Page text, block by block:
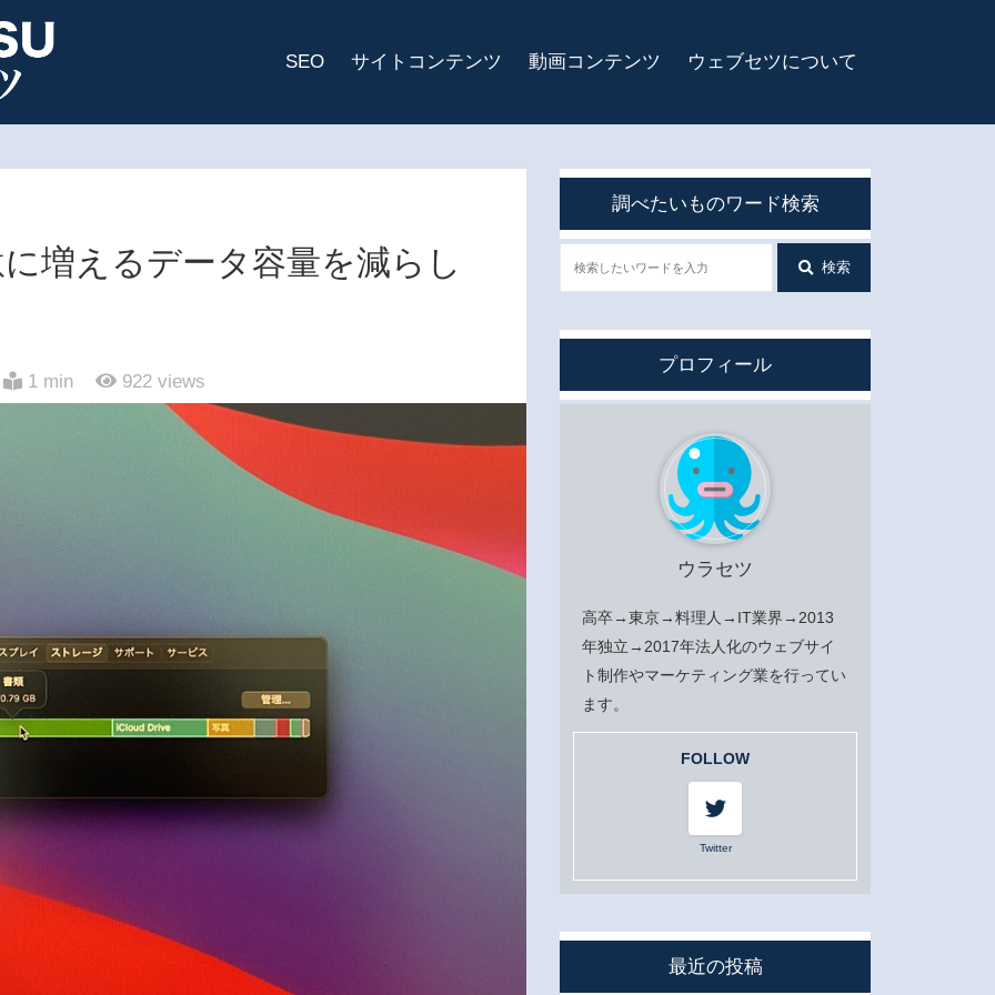
SEO サイトコンテンツ 動画コンテンツ ウェブセツについて
増えるデータ容量を減らし
1 min 922 views
調べたいものワード検索
検索
プロフィール
ウラセツ
高卒→東京→料理人→IT業界→2013
年独立→2017年法人化のウェブサイ
ト制作やマーケティング業を行ってい
ます。
FOLLOW
Twitter
最近の投稿